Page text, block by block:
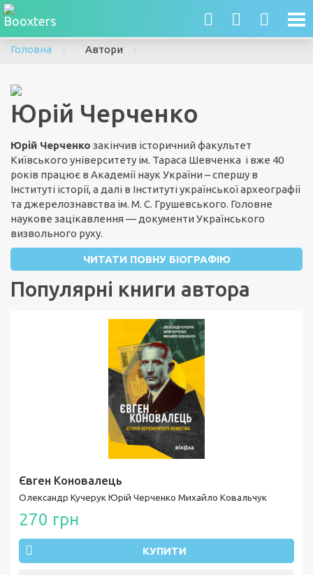
Головна
Автори
Юрій Черченко
Юрій Черченко закінчив історичний факультет
Київського університету ім. Тараса Шевченка і вже 40
років працює в Академії наук України – спершу в
Інституті історії, а далі в Інституті української археографії
та джерелознавства ім. М. С. Грушевського. Головне
наукове зацікавлення — документи Українського
визвольного руху.
ЧИТАТИ ПОВНУ БІОГРАФІЮ
Популярні книги автора
Євген Коновалець
Олександр КучерукЮрій Черченко Михайло Ковальчук
270 грн
КУПИТИ